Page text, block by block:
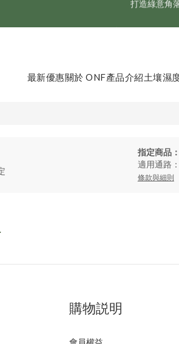
ONF 人氣冠軍 Flat
最新優惠關於 ONF產品介紹土壤濕
指定商品
適用通路：
條款與細則
購物説明
會員權益